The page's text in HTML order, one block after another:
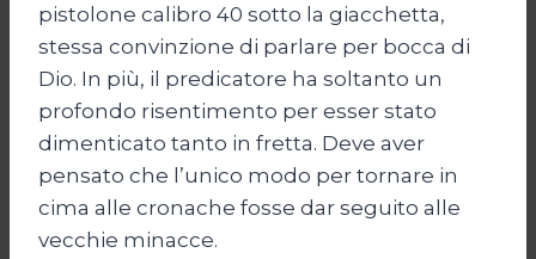
pistolone calibro 40 sotto la giacchetta,
stessa convinzione di parlare per bocca di
Dio. In più, il predicatore ha soltanto un
profondo risentimento per esser stato
dimenticato tanto in fretta. Deve aver
pensato che l’unico modo per tornare in
cima alle cronache fosse dar seguito alle
vecchie minacce.